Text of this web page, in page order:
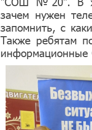
зачем нужен
запомнить, с
Также ребятам
информационные